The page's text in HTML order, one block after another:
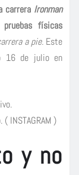
carrera Ironman
físicas
a pie. Este
16 de julio en
( INSTAGRAM)
y no